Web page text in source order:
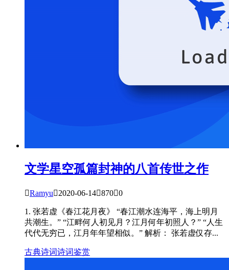
文学星空孤篇封神的八首传世之作
Ramyu2020-06-148700
1. 张若虚《春江花月夜》 “春江潮水连海平，海上明月
共潮生。” “江畔何人初见月？江月何年初照人？” “人生
代代无穷已，江月年年望相似。” 解析： 张若虚仅存...
古典诗词诗词鉴赏